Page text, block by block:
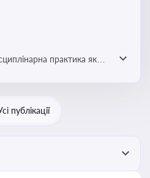
практика як
судових спорів та
публікації